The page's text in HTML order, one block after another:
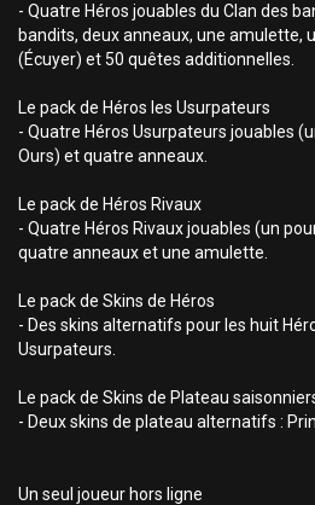
- Quatre Héros jouables du Clan des
bandits, deux anneaux, une amulette,
(Écuyer) et 50 quêtes additionnelles.
Le pack de Héros les Usurpateurs
- Quatre Héros Usurpateurs jouables
Ours) et quatre anneaux.
Le pack de Héros Rivaux
- Quatre Héros Rivaux jouables (un
quatre anneaux et une amulette.
Le pack de Skins de Héros
- Des skins alternatifs pour les huit
Usurpateurs.
Le pack de Skins de Plateau
- Deux skins de plateau alternatifs :
Un seul joueur hors ligne